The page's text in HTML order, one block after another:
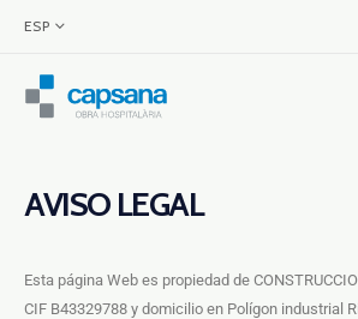
ESP
AVISO LEGAL
Esta página Web es propiedad de
CIF B43329788 y domicilio en Polígon industrial